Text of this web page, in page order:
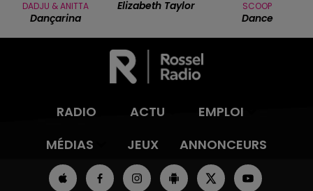
DADJU & ANITTA
Dançarina
Elizabeth Taylor
SCOOP
Dance
RADIO ACTU
EMPLOI
MÉDIAS
JEUX ANNONCEURS